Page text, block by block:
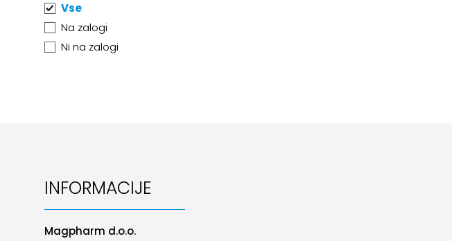
Vse
Na zalogi
Ni na zalogi
INFORMACIJE
Magpharm d.o.o.